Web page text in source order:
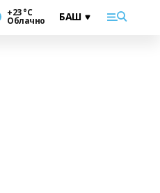
+23 °С
Облачно